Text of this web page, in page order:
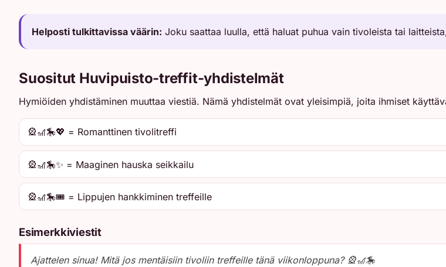
Helposti tulkittavissa väärin: Joku saattaa luulla, että haluat puhua vain tivoleista tai
Suositut Huvipuisto-treffit-yhdistelmät
Hymiöiden yhdistäminen muuttaa viestiä. Nämä yhdistelmät ovat yleisimpiä, joita ihmiset
🎡🎢🎠💖 = Romanttinen tivolitreffi
🎡🎢🎠✨ = Maaginen hauska seikkailu
🎡🎢🎠🎟️ = Lippujen hankkiminen treffeille
Esimerkkiviestit
Ajattelen sinua! Mitä jos mentäisiin tivoliin treffeille tänä viikonloppuna? 🎡🎢🎠